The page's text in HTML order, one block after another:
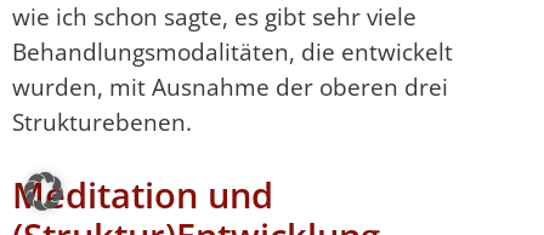
wie ich schon sagte, es gibt sehr viele
Behandlungsmodalitäten, die entwickelt
wurden, mit Ausnahme der oberen drei
Strukturebenen.
Meditation und